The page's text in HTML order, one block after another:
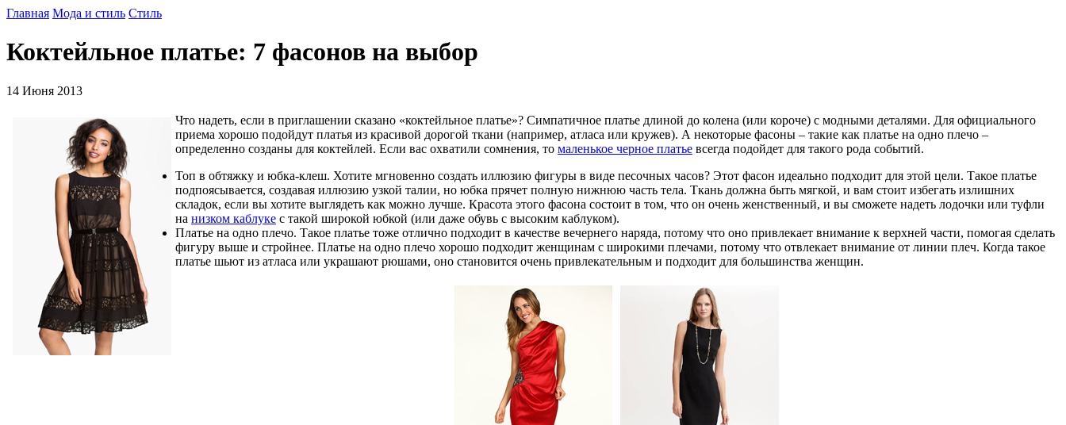
Главная Мода и стиль Стиль
Коктейльное платье: 7 фасонов на выбор
14 Июня 2013
Что надеть, если в приглашении сказано «коктейльное платье»? Симпатичное платье длиной до колена (или короче) с модными деталями. Для официального
приема хорошо подойдут платья из красивой дорогой ткани (например, атласа или кружев). А некоторые фасоны – такие как платье на одно плечо –
определенно созданы для коктейлей. Если вас охватили сомнения, то маленькое черное платье всегда подойдет для такого рода событий.
Топ в обтяжку и юбка-клеш. Хотите мгновенно создать иллюзию фигуры в виде песочных часов? Этот фасон идеально подходит для этой цели. Такое платье
подпоясывается, создавая иллюзию узкой талии, но юбка прячет полную нижнюю часть тела. Ткань должна быть мягкой, и вам стоит избегать излишних
складок, если вы хотите выглядеть как можно лучше. Красота этого фасона состоит в том, что он очень женственный, и вы сможете надеть лодочки или туфли
на низком каблуке с такой широкой юбкой (или даже обувь с высоким каблуком).
Платье на одно плечо. Такое платье тоже отлично подходит в качестве вечернего наряда, потому что оно привлекает внимание к верхней части, помогая сделать
фигуру выше и стройнее. Платье на одно плечо хорошо подходит женщинам с широкими плечами, потому что отвлекает внимание от линии плеч. Когда такое
платье шьют из атласа или украшают рюшами, оно становится очень привлекательным и подходит для большинства женщин.